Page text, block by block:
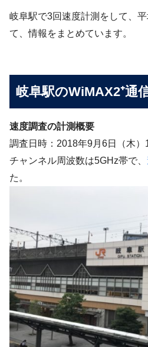
岐阜駅で3回速度計測をして、
て、情報をまとめています。
岐阜駅のWiMAX2⁺通
速度調査の計測概要
調査日時：2018年9月6日（木）
チャンネル周波数は5GHz帯で、
た。